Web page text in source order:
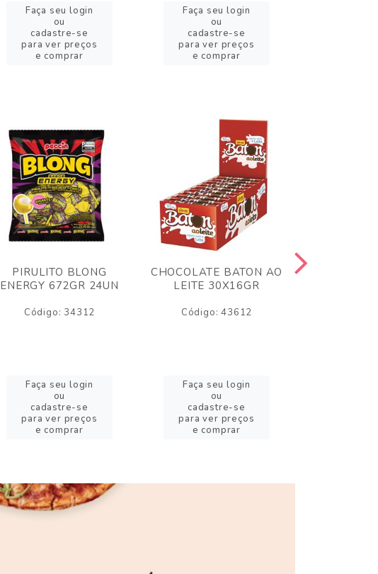
Faça seu login
ou
cadastre-se
para ver preços
e comprar
Faça seu login
ou
cadastre-se
para ver preços
e comprar
PIRULITO BLONG
ENERGY 672GR 24UN
Código: 34312
Faça seu login
ou
cadastre-se
para ver preços
e comprar
CHOCOLATE BATON AO
LEITE 30X16GR
Código: 43612
Faça seu login
ou
cadastre-se
para ver preços
e comprar